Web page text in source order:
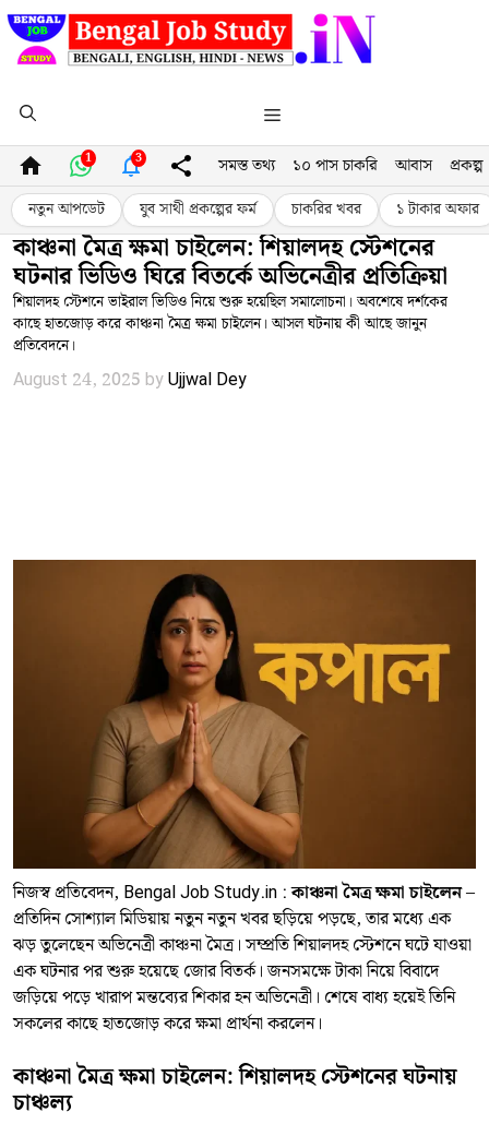
Skip
to
content
Menu
1 3 সমস্ত তথ্য ১০ পাস চাকরি আবাস প্রকল্প
নতুন আপডেট যুব সাথী প্রকল্পের ফর্ম চাকরির খবর ১ টাকার অফার
কাঞ্চনা মৈত্র ক্ষমা চাইলেন: শিয়ালদহ স্টেশনের
ঘটনার ভিডিও ঘিরে বিতর্কে অভিনেত্রীর প্রতিক্রিয়া
শিয়ালদহ স্টেশনে ভাইরাল ভিডিও নিয়ে শুরু হয়েছিল সমালোচনা। অবশেষে দর্শকের
কাছে হাতজোড় করে কাঞ্চনা মৈত্র ক্ষমা চাইলেন। আসল ঘটনায় কী আছে জানুন
প্রতিবেদনে।
August 24, 2025 byUjjwal Dey
নিজস্ব প্রতিবেদন, Bengal Job Study.in :কাঞ্চনা মৈত্র ক্ষমা চাইলেন–
প্রতিদিন সোশ্যাল মিডিয়ায় নতুন নতুন খবর ছড়িয়ে পড়ছে, তার মধ্যে এক
ঝড় তুলেছেন অভিনেত্রী কাঞ্চনা মৈত্র। সম্প্রতি শিয়ালদহ স্টেশনে ঘটে যাওয়া
এক ঘটনার পর শুরু হয়েছে জোর বিতর্ক। জনসমক্ষে টাকা নিয়ে বিবাদে
জড়িয়ে পড়ে খারাপ মন্তব্যের শিকার হন অভিনেত্রী। শেষে বাধ্য হয়েই তিনি
সকলের কাছে হাতজোড় করে ক্ষমা প্রার্থনা করলেন।
কাঞ্চনা মৈত্র ক্ষমা চাইলেন: শিয়ালদহ স্টেশনের ঘটনায়
চাঞ্চল্য